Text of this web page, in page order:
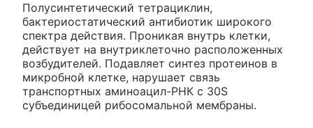
Полусинтетический тетрациклин,
бактериостатический антибиотик широкого
спектра действия. Проникая внутрь клетки,
действует на внутриклеточно расположенных
возбудителей. Подавляет синтез протеинов в
микробной клетке, нарушает связь
транспортных аминоацил-РНК с 30S
субъединицей рибосомальной мембраны.